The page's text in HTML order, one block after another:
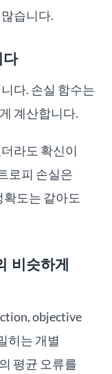
습니다.
다. 손실 함수는
계산합니다.
라도 확신이
로피 손실은
도는 같아도
비슷하게
objective
히는 개별
평균 오류를